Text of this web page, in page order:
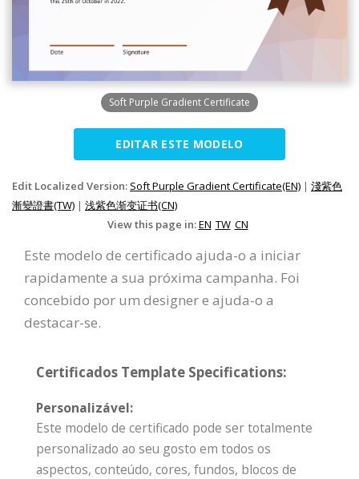
Soft Purple Gradient Certificate
EDITAR ESTE MODELO
Edit Localized Version: Soft Purple Gradient Certificate(EN) | 淺紫色
漸變證書(TW) | 浅紫色渐变证书(CN)
View this page in:EN TW CN
Este modelo de certificado ajuda-o a iniciar
rapidamente a sua próxima campanha. Foi
concebido por um designer e ajuda-o a
destacar-se.
Certificados Template Specifications:
Personalizável:
Este modelo de certificado pode ser totalmente
personalizado ao seu gosto em todos os
aspectos, conteúdo, cores, fundos, blocos de